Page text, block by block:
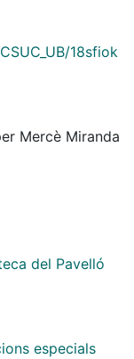
18sfiok
Mercè Miranda
del Pavelló
especials